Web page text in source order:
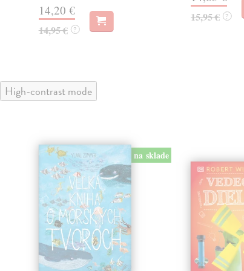
14,20 €
14,95 € ?
15,95 € ?
High-contrast mode
na sklade